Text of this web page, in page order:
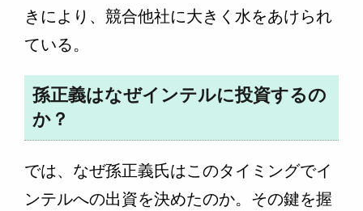
きにより、競合他社に大きく水をあけられ
ている。
孫正義はなぜインテルに投資するの
か？
では、なぜ孫正義氏はこのタイミングでイ
ンテルへの出資を決めたのか。その鍵を握